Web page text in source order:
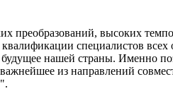
преобразований, высоких
специалистов
нашей страны. Именно
из направлений